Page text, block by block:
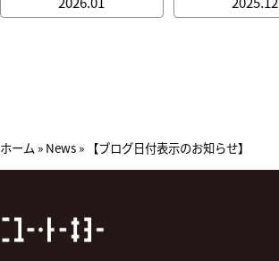
ホーム » News » 【ブログ日付表示のお知らせ】